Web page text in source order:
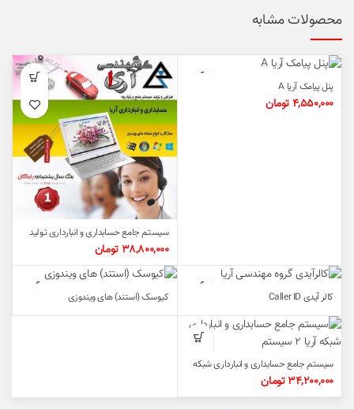
محصولات مشابه
پنل پیامک آریا A
4,550,000 تومان
سیستم جامع حسابداری و انبارداری تولید
آریا
38,800,000 تومان
کالر آیدی Caller ID کیوسک (استند) های ویندوزی
سیستم جامع حسابداری و انبارداری شبکه
34,200,000 تومان